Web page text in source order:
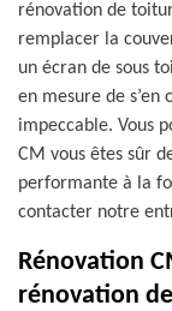
rénovation de
remplacer la
un écran de sous
en mesure de
impeccable. Vous
CM vous êtes sûr
performante à la
contacter notre
Rénovation
rénovation